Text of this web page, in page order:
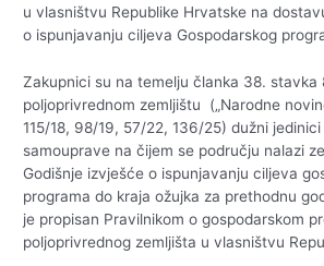
u vlasništvu Republike Hrvatske na
o ispunjavanju ciljeva Gospodarskog
Zakupnici su na temelju članka 38. stavka
poljoprivrednom zemljištu („Narodne
115/18, 98/19, 57/22, 136/25) dužni
samouprave na čijem se području nalazi
Godišnje izvješće o ispunjavanju ciljeva
programa do kraja ožujka za prethodnu
je propisan Pravilnikom o gospodarskom
poljoprivrednog zemljišta u vlasništvu